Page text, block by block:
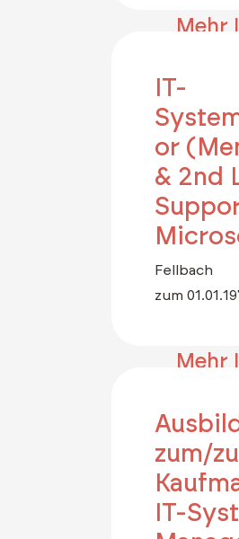
Mehr
IT-
or
& 2nd
Fellbach
zum
Mehr
zum/
IT-